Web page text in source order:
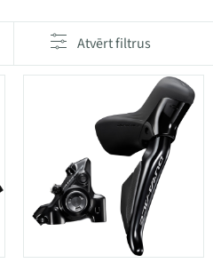
Atvērt filtrus